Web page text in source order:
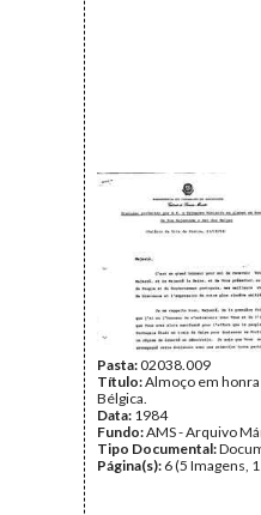
Pasta:02038.009
Título:Almoço em honra
Bélgica.
Data: 1984
Fundo:AMS - Arquivo
Tipo Documental:
Página(s): 6 (5 Imagens,